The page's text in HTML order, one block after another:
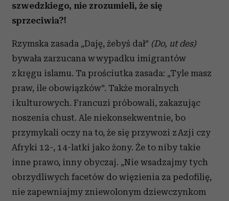
szwedzkiego, nie zrozumieli, że się
sprzeciwia?!
Rzymska zasada „Daję, żebyś dał” (Do, ut des)
bywała zarzucana w wypadku imigrantów
z kręgu islamu. Ta prościutka zasada: „Tyle masz
praw, ile obowiązków”. Także moralnych
i kulturowych. Francuzi próbowali, zakazując
noszenia chust. Ale niekonsekwentnie, bo
przymykali oczy na to, że się przywozi z Azji czy
Afryki 12-, 14-latki jako żony. Że to niby takie
inne prawo, inny obyczaj. „Nie wsadzajmy tych
obrzydliwych facetów do więzienia za pedofilię,
nie zapewniajmy zniewolonym dziewczynkom